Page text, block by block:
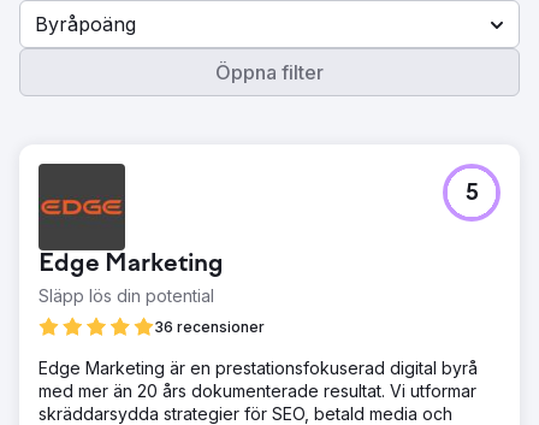
Byråpoäng
Öppna filter
Edge Marketing
Släpp lös din potential
36 recensioner
5
Edge Marketing är en prestationsfokuserad digital byrå
med mer än 20 års dokumenterade resultat. Vi utformar
skräddarsydda strategier för SEO, betald media och